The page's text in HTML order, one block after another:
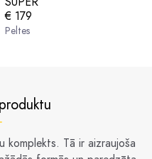
€ 179
Peltes
komplekts. Tā ir aizraujoša